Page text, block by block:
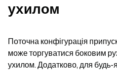
ухилом
Поточна конфігурація
може торгуватися боковим
ухилом. Додатково, для будь-